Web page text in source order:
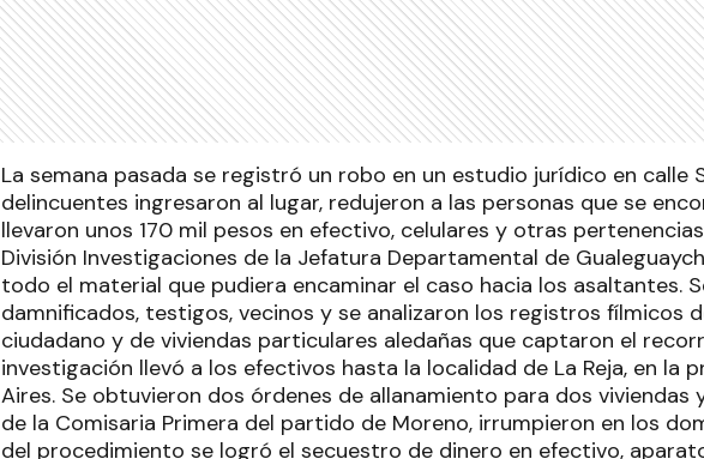
La semana pasada se registró un robo en un estudio jurídico en calle
delincuentes ingresaron al lugar, redujeron a las personas que se
llevaron unos 170 mil pesos en efectivo, celulares y otras
División Investigaciones de la Jefatura Departamental de
todo el material que pudiera encaminar el caso hacia los asaltantes.
damnificados, testigos, vecinos y se analizaron los registros fílmicos
ciudadano y de viviendas particulares aledañas que captaron el
investigación llevó a los efectivos hasta la localidad de La Reja, en la
Aires. Se obtuvieron dos órdenes de allanamiento para dos viviendas
de la Comisaria Primera del partido de Moreno, irrumpieron en los
del procedimiento se logró el secuestro de dinero en efectivo,